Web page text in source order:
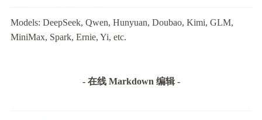
Models: DeepSeek, Qwen, Hunyuan, Doubao, Kimi, GLM,
MiniMax, Spark, Ernie, Yi, etc.
- 在线 Markdown 编辑 -